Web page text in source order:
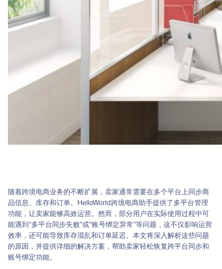
随着跨境电商业务的不断扩展，卖家通常需要在多个平台上同步商
品信息、库存和订单。HelloWorld跨境电商助手提供了多平台管理
功能，让卖家能够高效运营。然而，部分用户在实际使用过程中可
能遇到“多平台同步失败”或“账号绑定异常”等问题，这不仅影响运营
效率，还可能导致库存混乱和订单延迟。本文将深入解析这些问题
的原因，并提供详细的解决方案，帮助卖家轻松恢复跨平台同步和
账号绑定功能。